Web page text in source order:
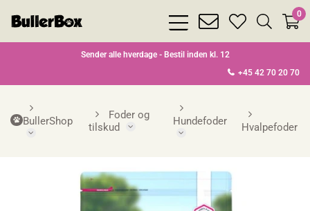
bars
light
envelope
heart
search
0
Sender alle hverdage - Bestil inden kl. 12
+45 42 70 20 70
BullerShop
Foder og
tilskud
Hundefoder Hvalpefoder